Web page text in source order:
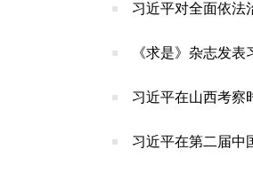
习近平对全面依法
《求是》杂志发
习近平在山西考察
习近平在第二届